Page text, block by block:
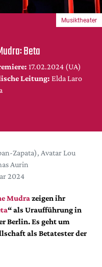
Beta
17.02.2024 (UA)
Leitung: Elda Laro
Musiktheater
Zapata), Avatar Lou
Aurin
2024
Mudrazeigen ihr
“ als Uraufführung in
Berlin. Es geht um
als Betatester der